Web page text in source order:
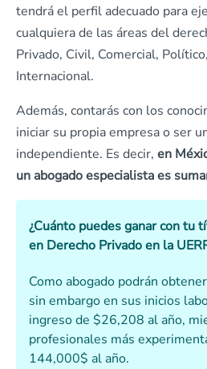
tendrá el perfil adecuado para
cualquiera de las áreas del
Privado, Civil, Comercial,
Internacional.
Además, contarás con los
iniciar su propia empresa o ser
independiente. Es decir, en
un abogado especialista es
¿Cuánto puedes ganar con tu
en Derecho Privado en la
Como abogado podrán
sin embargo en sus inicios
ingreso de $26,208 al año,
profesionales más
144,000$ al año.